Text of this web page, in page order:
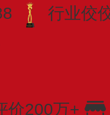
行业佼
价200万+